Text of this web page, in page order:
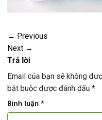
← Previous
Next →
Trả lời
Email của bạn sẽ không
bắt buộc được đánh dấu *
Bình luận *